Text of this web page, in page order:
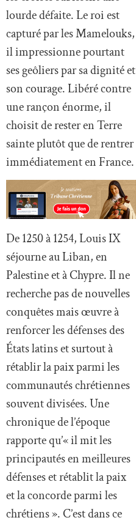
lourde défaite. Le roi est
capturé par les Mamelouks,
il impressionne pourtant
ses geôliers par sa dignité et
son courage. Libéré contre
une rançon énorme, il
choisit de rester en Terre
sainte plutôt que de rentrer
immédiatement en France.
De 1250 à 1254, Louis IX
séjourne au Liban, en
Palestine et à Chypre. Il ne
recherche pas de nouvelles
conquêtes mais œuvre à
renforcer les défenses des
États latins et surtout à
rétablir la paix parmi les
communautés chrétiennes
souvent divisées. Une
chronique de l’époque
rapporte qu’« il mit les
principautés en meilleures
défenses et rétablit la paix
et la concorde parmi les
chrétiens ». C’est dans ce